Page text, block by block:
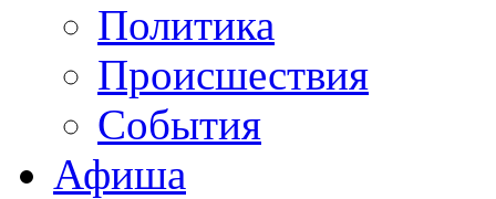
Политика
Происшествия
События
Афиша